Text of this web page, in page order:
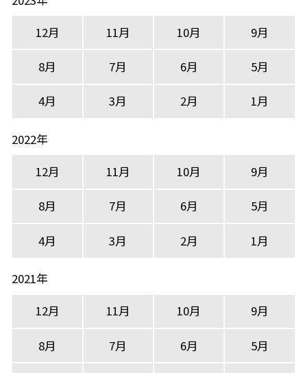
12月
11月 10月 9月
8月 7月 6月 5月
4月 3月 2月 1月
2022年
12月
11月 10月 9月
8月 7月 6月 5月
4月 3月 2月 1月
2021年
12月
11月 10月 9月
8月 7月 6月 5月